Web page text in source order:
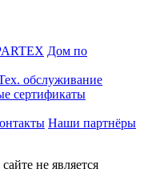
Дом по
обслуживание
сертификаты
Наши партнёры
не является